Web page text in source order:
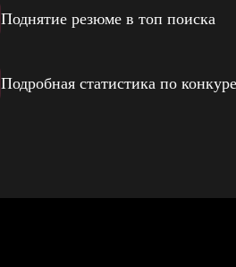
Поднятие резюме в топ поиска
Подробная статистика по